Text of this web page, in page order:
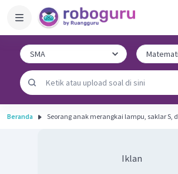
Beranda Seorang anak merangkai lampu, saklar S,
Iklan